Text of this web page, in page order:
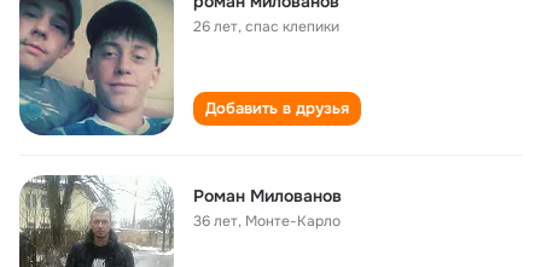
26 лет,спас клепики
Добавить в друзья
Роман Милованов
36 лет, Монте-Карло